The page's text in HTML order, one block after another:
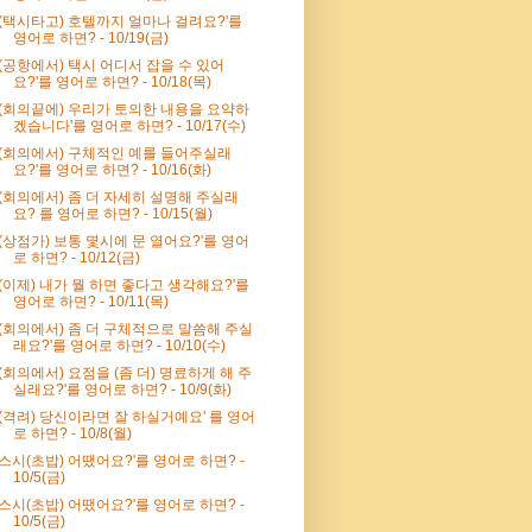
택시타고) 호텔까지 얼마나 걸려요?'를
영어로 하면? - 10/19(금)
공항에서) 택시 어디서 잡을 수 있어
요?'를 영어로 하면? - 10/18(목)
회의끝에) 우리가 토의한 내용을 요약하
겠습니다'를 영어로 하면? - 10/17(수)
회의에서) 구체적인 예를 들어주실래
요?'를 영어로 하면? - 10/16(화)
회의에서) 좀 더 자세히 설명해 주실래
요? 를 영어로 하면? - 10/15(월)
상점가) 보통 몇시에 문 열어요?'를 영어
로 하면? - 10/12(금)
이제) 내가 뭘 하면 좋다고 생각해요?'를
영어로 하면? - 10/11(목)
회의에서) 좀 더 구체적으로 말씀해 주실
래요?'를 영어로 하면? - 10/10(수)
회의에서) 요점을 (좀 더) 명료하게 해 주
실래요?'를 영어로 하면? - 10/9(화)
격려) 당신이라면 잘 하실거예요' 를 영어
로 하면? - 10/8(월)
시(초밥) 어땠어요?'를 영어로 하면? -
10/5(금)
시(초밥) 어땠어요?'를 영어로 하면? -
10/5(금)